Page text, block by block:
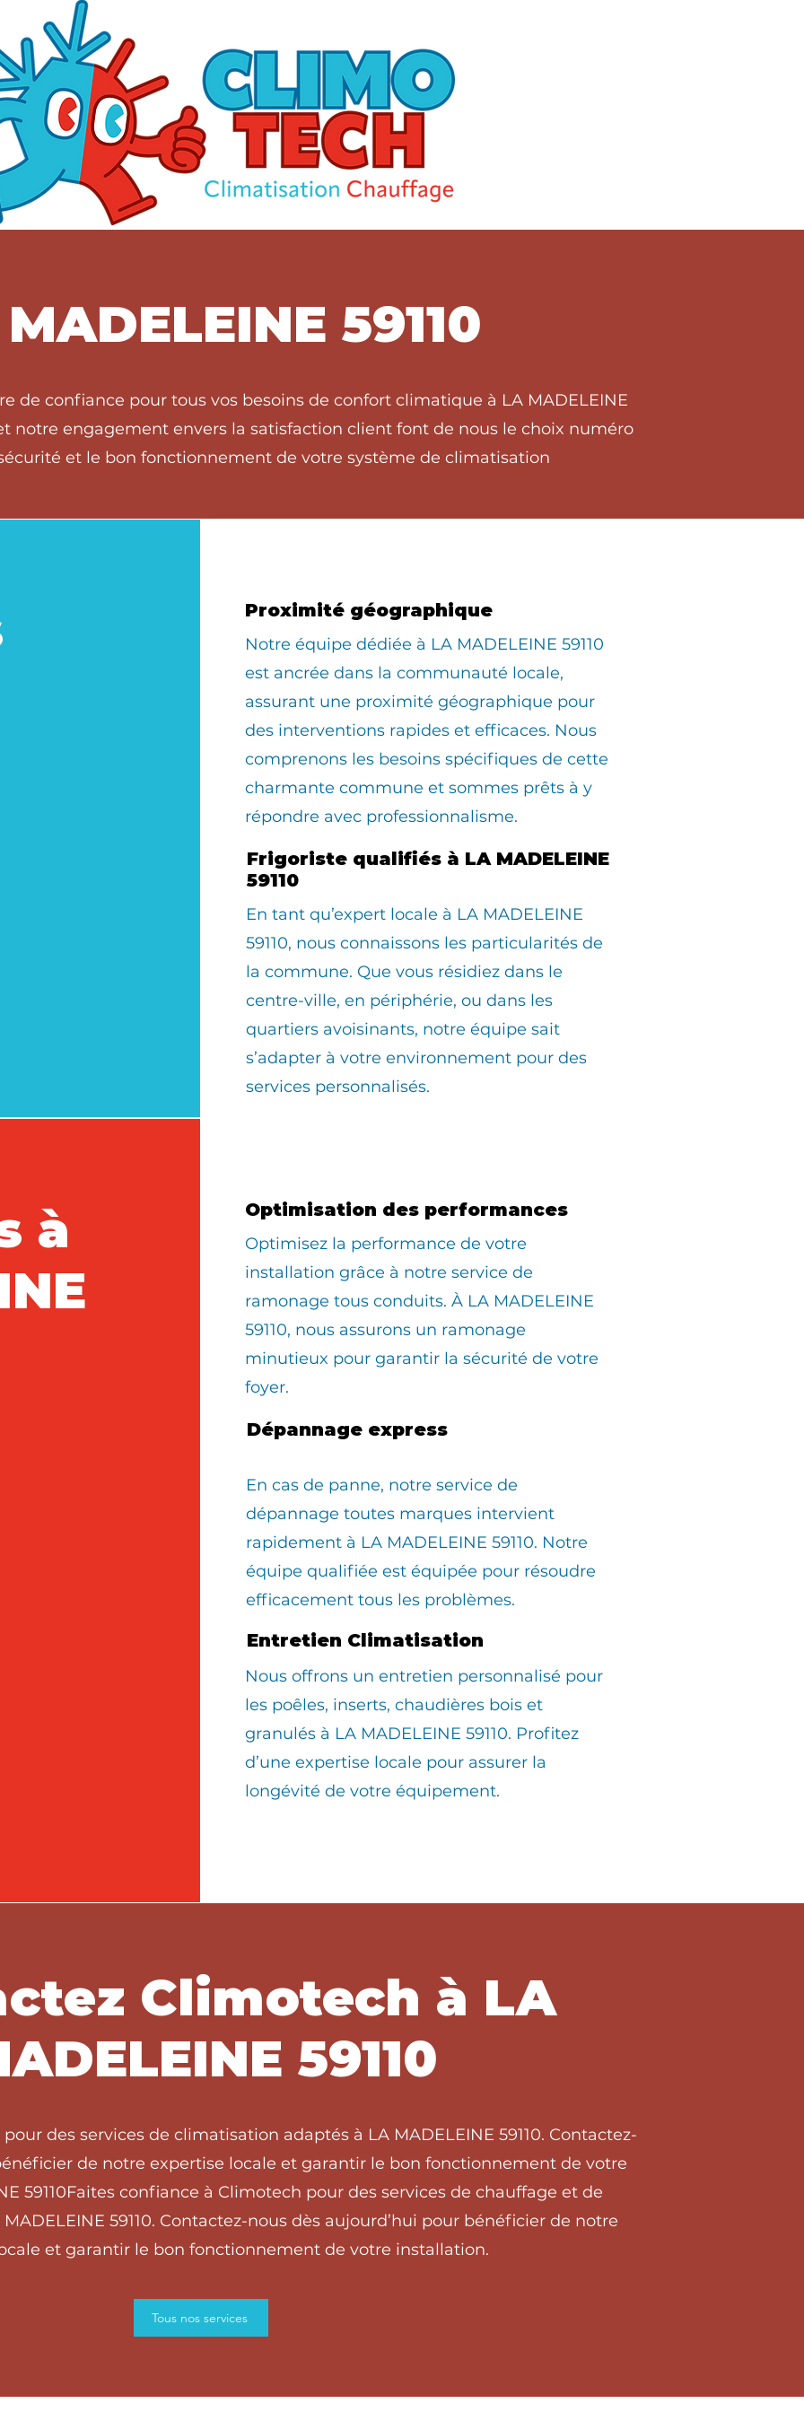
59110
de confiance pour tous vos besoins de confort climatique à LA MADELEINE
notre engagement envers la satisfaction client font de nous le choix numéro
et le bon fonctionnement de votre système de climatisation
Proximité géographique
​Notre équipe dédiée à LA MADELEINE 59110
est ancrée dans la communauté locale,
assurant une proximité géographique pour
des interventions rapides et efficaces. Nous
comprenons les besoins spécifiques de cette
charmante commune et sommes prêts à y
répondre avec professionnalisme.
Frigoriste qualifiés à LA MADELEINE
59110
En tant qu’expert locale à LA MADELEINE
59110, nous connaissons les particularités de
la commune. Que vous résidiez dans le
centre-ville, en périphérie, ou dans les
quartiers avoisinants, notre équipe sait
s’adapter à votre environnement pour des
services personnalisés.
à
Optimisation des performances
Optimisez la performance de votre
installation grâce à notre service de
ramonage tous conduits. À LA MADELEINE
59110, nous assurons un ramonage
minutieux pour garantir la sécurité de votre
foyer.
Dépannage express
En cas de panne, notre service de
dépannage toutes marques intervient
rapidement à LA MADELEINE 59110. Notre
équipe qualifiée est équipée pour résoudre
efficacement tous les problèmes.
Entretien Climatisation
Nous offrons un entretien personnalisé pour
les poêles, inserts, chaudières bois et
granulés à LA MADELEINE 59110. Profitez
d’une expertise locale pour assurer la
longévité de votre équipement.
Climotech à LA
59110
des services de climatisation adaptés à LA MADELEINE 59110. Contactez-
de notre expertise locale et garantir le bon fonctionnement de votre
59110Faites confiance à Climotech pour des services de chauffage et de
59110. Contactez-nous dès aujourd’hui pour bénéficier de notre
et garantir le bon fonctionnement de votre installation.
Tous nos services